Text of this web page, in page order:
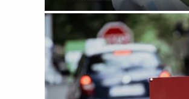
Pobierz załącznik
Otwórz załącznik Punkt